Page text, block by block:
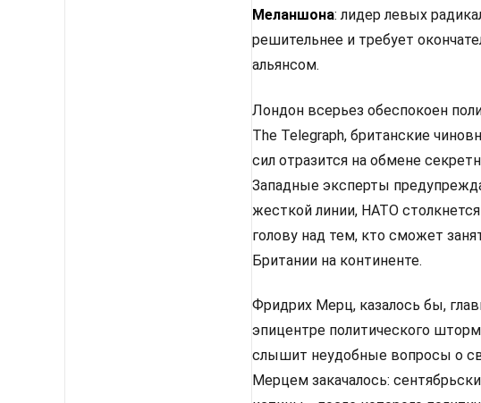
Меланшона: лидер левых
решительнее и требует
альянсом.
Лондон всерьез обеспокоен
The Telegraph, британские
сил отразится на обмене
Западные эксперты
жесткой линии, НАТО
голову над тем, кто сможет
Британии на континенте.
Фридрих Мерц, казалось бы,
эпицентре политического
слышит неудобные вопросы о
Мерцем закачалось: